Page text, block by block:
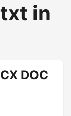
in
DOC